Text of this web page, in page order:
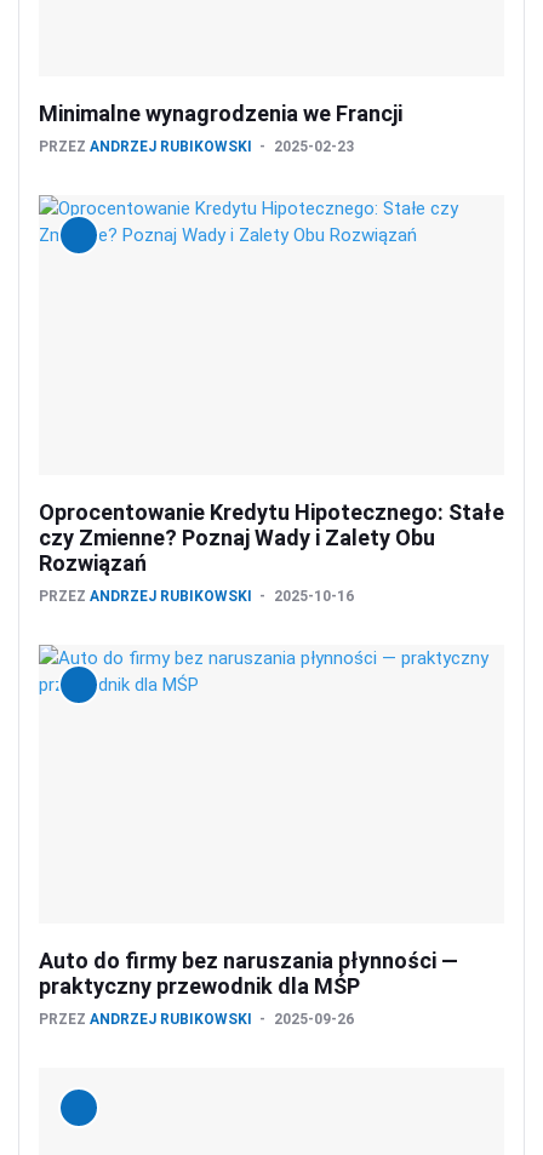
Minimalne wynagrodzenia we Francji
PRZEZ ANDRZEJ RUBIKOWSKI 2025-02-23
Oprocentowanie Kredytu Hipotecznego: Stałe
czy Zmienne? Poznaj Wady i Zalety Obu
Rozwiązań
PRZEZ ANDRZEJ RUBIKOWSKI 2025-10-16
Auto do firmy bez naruszania płynności —
praktyczny przewodnik dla MŚP
PRZEZ ANDRZEJ RUBIKOWSKI 2025-09-26